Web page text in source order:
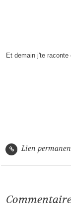
Et demain j'te
Lien